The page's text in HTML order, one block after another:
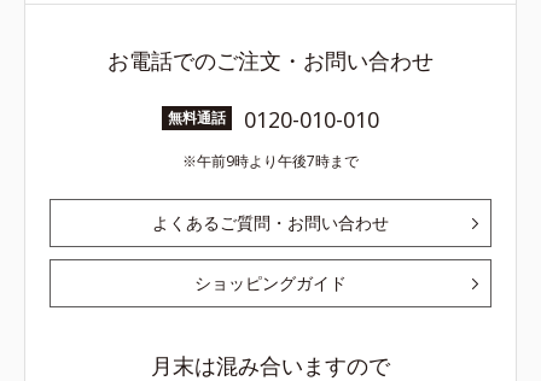
お電話でのご注文・お問い合わせ
無料通話 0120-010-010
午前9時より午後7時まで
よくあるご質問・お問い合わせ
ショッピングガイド
月末は混み合いますので